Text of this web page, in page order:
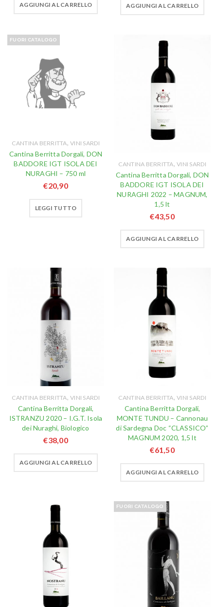
AGGIUNGI AL CARRELLO AGGIUNGI AL CARRELLO
FUORI CATALOGO
CANTINA BERRITTA, VINI SARDI
Cantina Berritta Dorgali, DON
BADDORE IGT ISOLA DEI
NURAGHI – 750 ml
€20,90
LEGGI TUTTO
CANTINA BERRITTA, VINI SARDI
Cantina Berritta Dorgali, DON
BADDORE IGT ISOLA DEI
NURAGHI 2022 – MAGNUM,
1,5 lt
€43,50
AGGIUNGI AL CARRELLO
CANTINA BERRITTA, VINI SARDI
Cantina Berritta Dorgali,
ISTRANZU 2020 – I.G.T. Isola
dei Nuraghi, Biologico
€38,00
AGGIUNGI AL CARRELLO
CANTINA BERRITTA, VINI SARDI
Cantina Berritta Dorgali,
MONTE TUNDU – Cannonau
di Sardegna Doc “CLASSICO”
MAGNUM 2020, 1,5 lt
€61,50
AGGIUNGI AL CARRELLO
FUORI CATALOGO